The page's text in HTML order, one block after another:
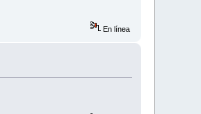
En línea